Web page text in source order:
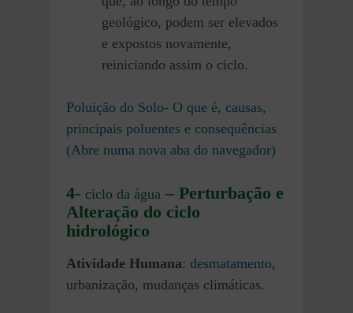
geológico, podem ser elevados
e expostos novamente,
reiniciando assim o ciclo.
Poluição do Solo- O que é, causas,
principais poluentes e consequências
(Abre numa nova aba do navegador)
4- ciclo da água – Perturbação e
Alteração do ciclo
hidrológico
Atividade Humana: desmatamento,
urbanização, mudanças climáticas.